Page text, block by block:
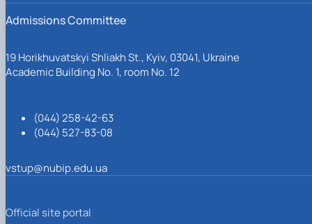
Admissions Committee
19 Horikhuvatskyi Shliakh St., Kyiv, 03041, Ukraine
Academic Building No. 1, room No. 12
(044) 258-42-63
(044) 527-83-08
vstup@nubip.edu.ua
Official site portal